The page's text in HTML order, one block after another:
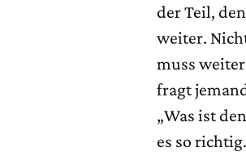
der Teil,
weiter.
muss
fragt
„Was ist
es so